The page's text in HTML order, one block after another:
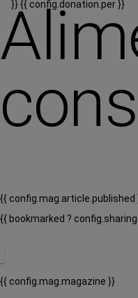
}}{{ config.donation.per }}
{{ config.mag.article.published
{{ bookmarked ?
{{ config.mag.magazine }}